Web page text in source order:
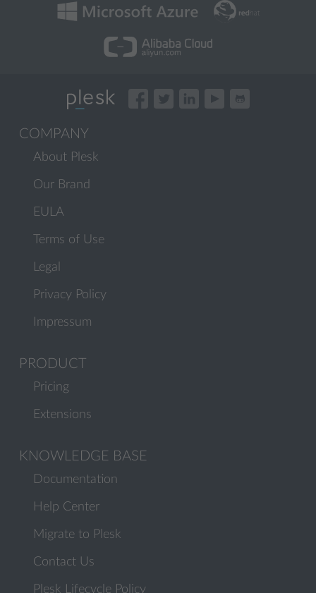
COMPANY
About Plesk
Our Brand
EULA
Terms of Use
Legal
Privacy Policy
Impressum
PRODUCT
Pricing
Extensions
KNOWLEDGE BASE
Documentation
Help Center
Migrate to Plesk
Contact Us
Plesk Lifecycle Policy